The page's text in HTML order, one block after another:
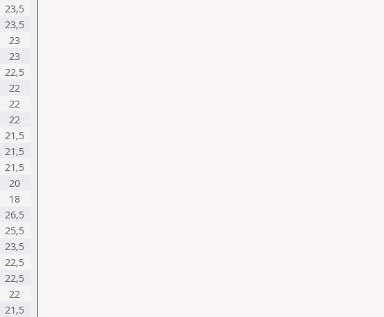
23,5
23,5
23
23
22,5
22
22
22
21,5
21,5
21,5
20
18
26,5
25,5
23,5
22,5
22,5
22
21,5